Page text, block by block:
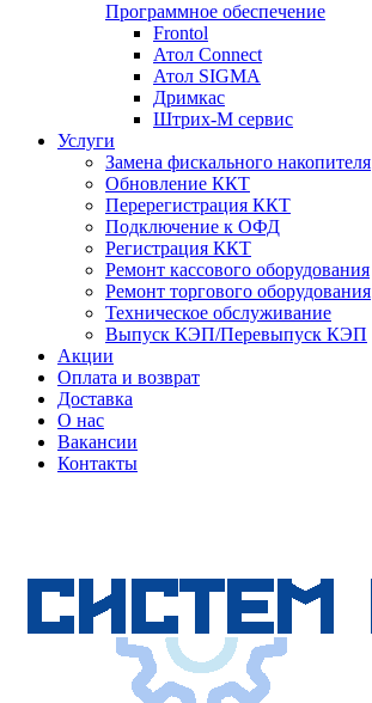
Программное обеспечение
Frontol
Атол Connect
Атол SIGMA
Дримкас
Штрих-М сервис
Услуги
Замена фискального накопителя
Обновление ККТ
Перерегистрация ККТ
Подключение к ОФД
Регистрация ККТ
Ремонт кассового оборудования
Ремонт торгового оборудования
Техническое обслуживание
Выпуск КЭП/Перевыпуск КЭП
Акции
Оплата и возврат
Доставка
О нас
Вакансии
Контакты